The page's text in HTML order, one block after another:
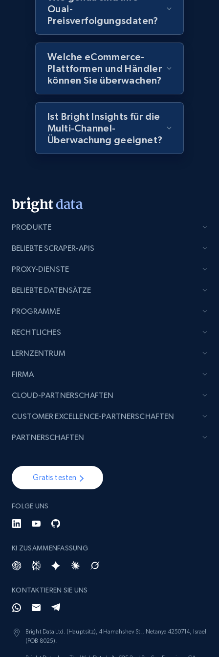
Amazon products global dataset - Collect
Title, Seller name, Brand, Description, Initial
price, Currency, Availability, Reviews count, and
2.1K+ 375+ Jetzt anfangen
Amazon products global dataset - Collect
products from Brands URLs
Title, Seller name, Brand, Description, Initial
more.
Reviews count shop, Reviews count item, Initial
Etsy - Collect data on products using
Reviews count shop, Reviews count item, Initial
price, and more.
1.9K+
URL, Product id, Listing inventory id, Title, Rating,
price, and more.
Ouai-
Preisverfolgungsdaten?
Welche eCommerce-
Plattformen und Händler
können Sie überwachen?
Ist Bright Insights für die
Multi-Channel-
Überwachung geeignet?
PRODUKTE
BELIEBTE SCRAPER-APIS
PROXY-DIENSTE
BELIEBTE DATENSÄTZE
PROGRAMME
RECHTLICHES
LERNZENTRUM
FIRMA
Gratis testen
FOLGE UNS
KI ZUSAMMENFASSUNG
KONTAKTIEREN SIE UNS
Bright Data Ltd. (Hauptsitz), 4 Hamahshev St., Netanya 4250714, Israel
(POB 8025).
CLOUD-PARTNERSCHAFTEN
CUSTOMER EXCELLENCE-PARTNERSCHAFTEN
PARTNERSCHAFTEN